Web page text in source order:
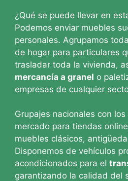
¿Qué se puede llevar en
Podemos enviar muebles
personales. Agrupamos
de hogar para particulares
trasladar toda la vivienda,
mercancía a granel o
empresas de cualquier
Grupajes nacionales con
mercado para tiendas
muebles clásicos,
Disponemos de vehículos
acondicionados para el
garantizando la calidad del